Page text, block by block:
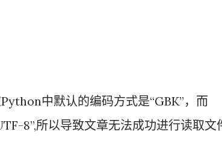
中默认的编码方式是“GBK”，而
8”,所以导致文章无法成功进行读取文